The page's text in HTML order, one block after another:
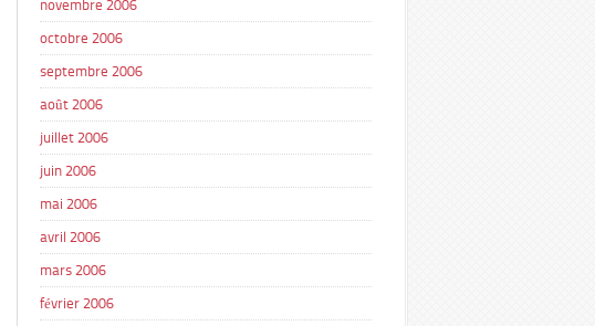
novembre 2006
octobre 2006
septembre 2006
août 2006
juillet 2006
juin 2006
mai 2006
avril 2006
mars 2006
février 2006